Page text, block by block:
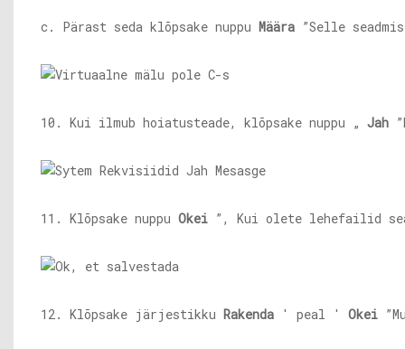
c. Pärast seda klõpsake nuppu Määra ”Selle
10. Kui ilmub hoiatusteade, klõpsake nuppu „ Jah
11. Klõpsake nuppu Okei ”, Kui olete lehefailid
12. Klõpsake järjestikku Rakenda ' peal ' Okei